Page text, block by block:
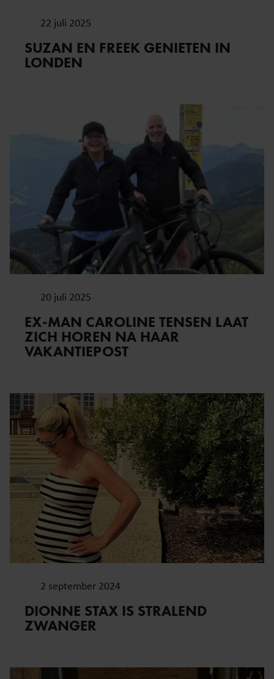
22 juli 2025
SUZAN EN FREEK GENIETEN IN
LONDEN
20 juli 2025
EX-MAN CAROLINE TENSEN LAAT
ZICH HOREN NA HAAR
VAKANTIEPOST
2 september 2024
DIONNE STAX IS STRALEND
ZWANGER